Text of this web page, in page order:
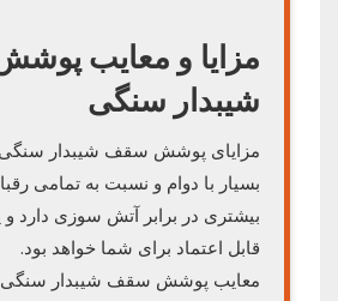
مزایا و معایب
شیبدار سنگی
مزایای پوشش سقف شیبدار
بسیار با دوام و نسبت به تمامی
بیشتری در برابر آتش سوزی
قابل اعتماد برای شما خواهد بود.
معایب پوشش سقف شیبدار